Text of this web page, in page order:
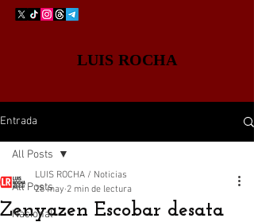
LUIS ROCHA
Entrada
All Posts
Nacional
All Posts
Zenyazen Escobar desata
LUIS ROCHA / Noticias
28 may 2 min de lectura